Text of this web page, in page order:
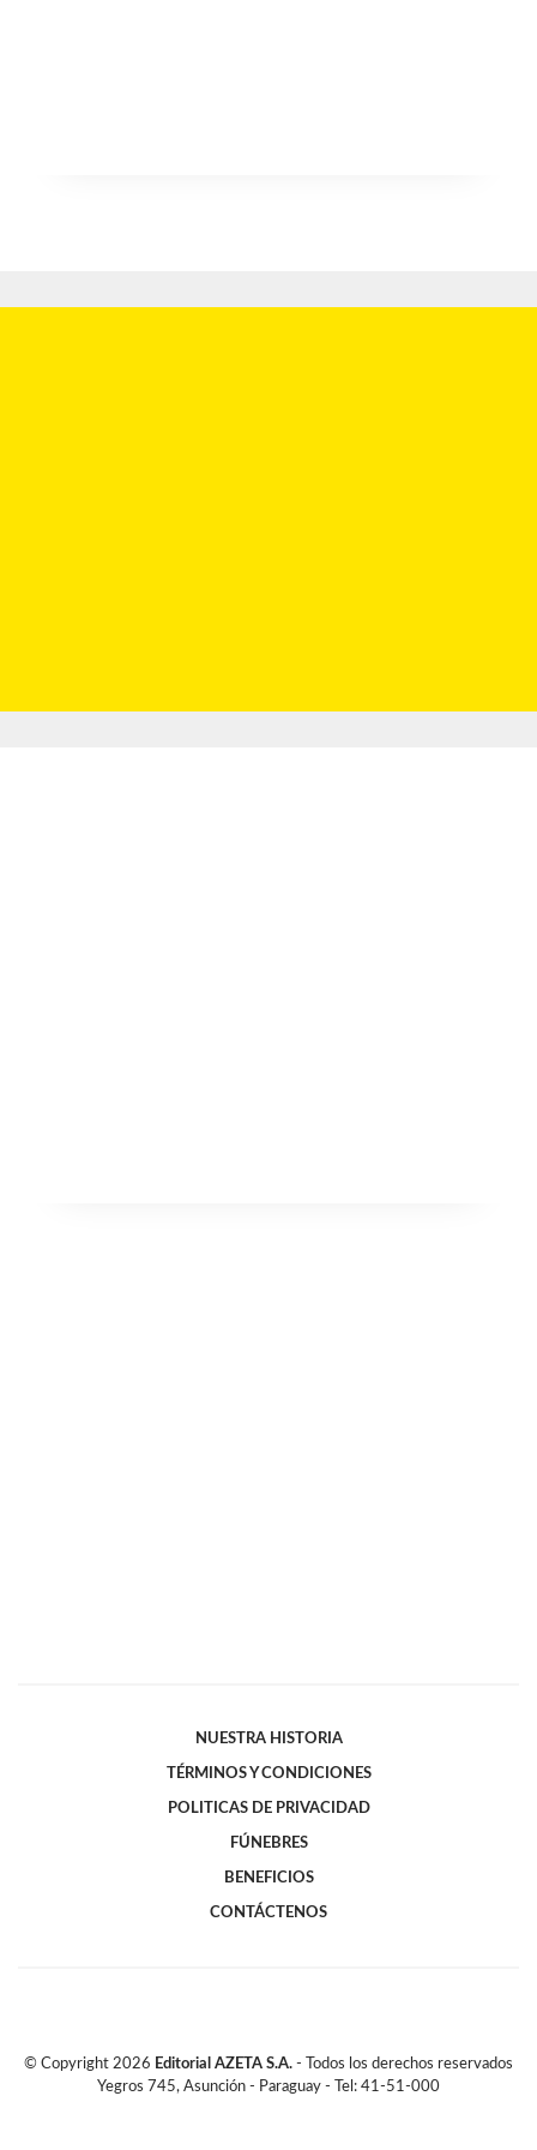
NUESTRA HISTORIA
TÉRMINOS Y CONDICIONES
POLITICAS DE PRIVACIDAD
FÚNEBRES
BENEFICIOS
CONTÁCTENOS
© Copyright 2026 Editorial AZETA S.A. - Todos los derechos reservados
Yegros 745, Asunción - Paraguay - Tel: 41-51-000